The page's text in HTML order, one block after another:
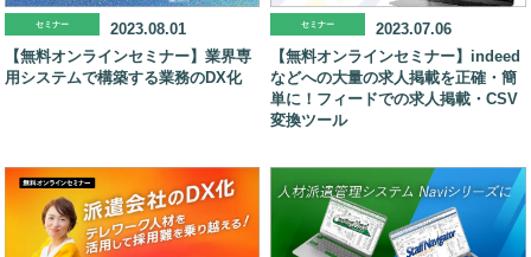
セミナー
2023.08.01
【無料オンラインセミナー】業界専
用システムで構築する業務のDX化
セミナー
2023.07.06
【無料オンラインセミナー】indeed
などへの大量の求人掲載を正確・簡
単に！フィードでの求人掲載・CSV
変換ツール